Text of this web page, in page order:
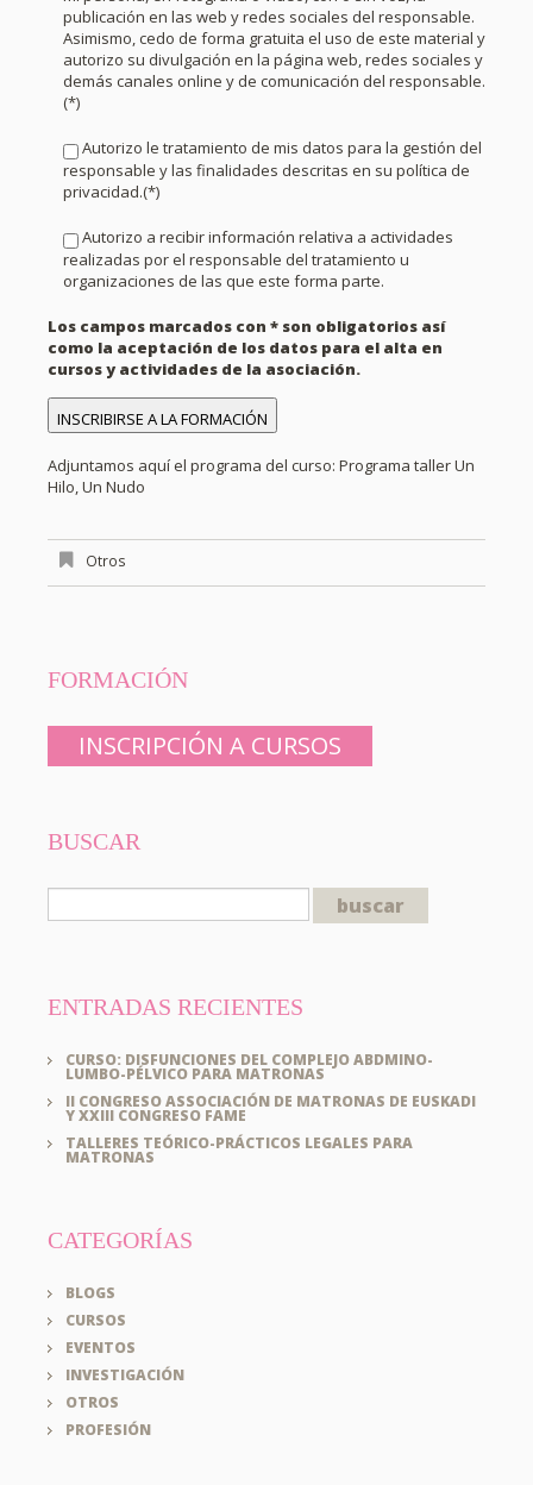
publicación en las web y redes sociales del responsable.
Asimismo, cedo de forma gratuita el uso de este material y
autorizo su divulgación en la página web, redes sociales y
demás canales online y de comunicación del responsable.
(*)
Autorizo le tratamiento de mis datos para la gestión del
responsable y las finalidades descritas en su política de
privacidad.(*)
Autorizo a recibir información relativa a actividades
realizadas por el responsable del tratamiento u
organizaciones de las que este forma parte.
Los campos marcados con * son obligatorios así
como la aceptación de los datos para el alta en
cursos y actividades de la asociación.
Adjuntamos aquí el programa del curso: Programa taller Un
Hilo, Un Nudo
Otros
FORMACIÓN
INSCRIPCIÓN A CURSOS
BUSCAR
ENTRADAS RECIENTES
CURSO: DISFUNCIONES DEL COMPLEJO ABDMINO-
LUMBO-PÉLVICO PARA MATRONAS
II CONGRESO ASSOCIACIÓN DE MATRONAS DE EUSKADI
Y XXIII CONGRESO FAME
TALLERES TEÓRICO-PRÁCTICOS LEGALES PARA
MATRONAS
CATEGORÍAS
BLOGS
CURSOS
EVENTOS
INVESTIGACIÓN
OTROS
PROFESIÓN